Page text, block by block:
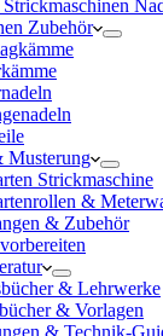
Zubehör
Musterung
Strickmaschine
&
& Zubehör
& Lehrwerke
& Vorlagen
& Technik-